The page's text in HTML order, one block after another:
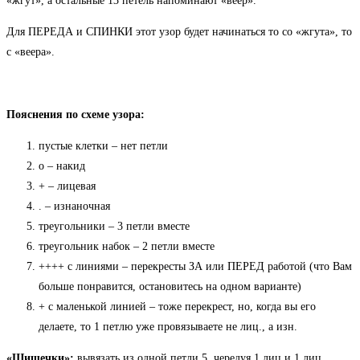
Для ПЕРЕДА и СПИНКИ этот узор будет начинаться то со «жгута», то
с «веера».
Пояснения по схеме узора:
пустые клетки – нет петли
о – накид
+ – лицевая
. – изнаночная
треугольники – 3 петли вместе
треугольник набок – 2 петли вместе
++++ с линиями – перекресты ЗА или ПЕРЕД работой (что Вам
больше понравится, остановитесь на одном варианте)
+ с маленькой линией – тоже перекрест, но, когда вы его
делаете, то 1 петлю уже провязываете не лиц., а изн.